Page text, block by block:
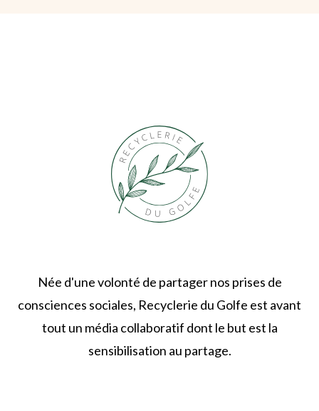
Née d'une volonté de partager nos prises de
consciences sociales, Recyclerie du Golfe est avant
tout un média collaboratif dont le but est la
sensibilisation au partage.